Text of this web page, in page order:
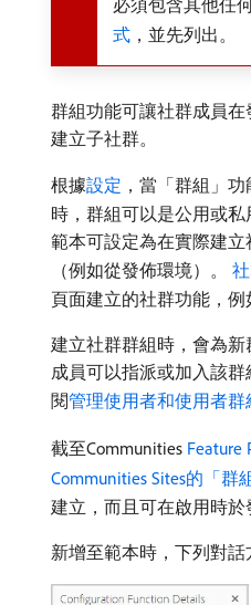
式 ，並先列出。
群組功能可讓社群成員
建立子社群。
根據設定 ，當「群組」
時，群組可以是公用或
範本可設定為在實際建
（例如從發佈環境）。
頁面建立的社群功能，例
建立社群群組時，會為新
成員可以指派或加入該
閱管理使用者和使用者群
截至Communities Feature
Communities Sites的「群
建立，而且可在啟用時於
新增至範本時，下列對話